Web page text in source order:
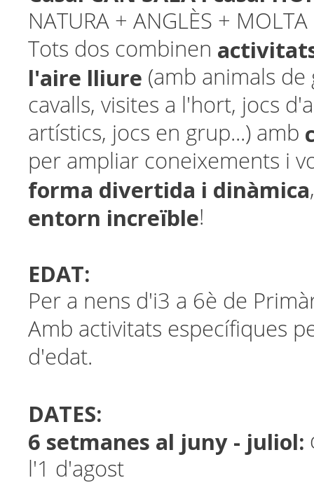
NATURA + ANGLÈS + MOLTA
Tots dos combinen
l'aire lliure (amb animals de
cavalls, visites a l'hort, jocs
artístics, jocs en grup...) amb
per ampliar coneixements i
forma divertida i dinàmica
entorn increïble!
EDAT:
Per a nens d'i3 a 6è de
Amb activitats específiques
d'edat.
DATES:
6 setmanes al juny - juliol:
l'1 d'agost